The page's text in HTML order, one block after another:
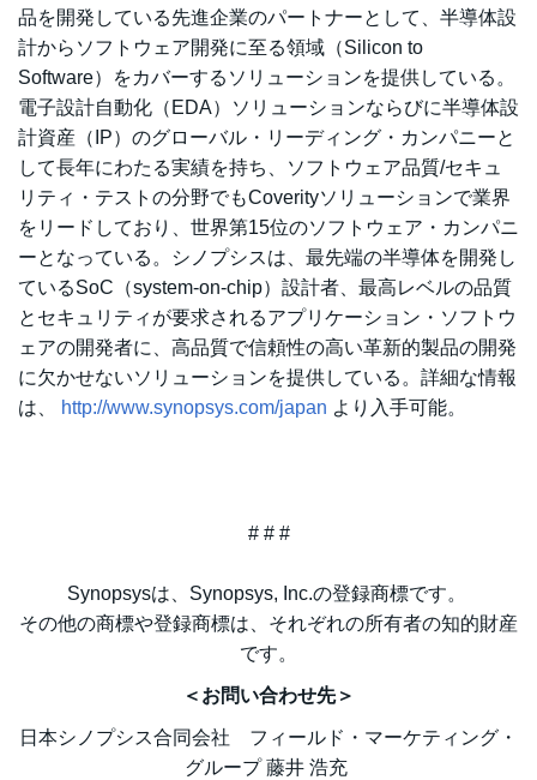
品を開発している先進企業のパートナーとして、半導体設
計からソフトウェア開発に至る領域（Silicon to
Software）をカバーするソリューションを提供している。
電子設計自動化（EDA）ソリューションならびに半導体設
計資産（IP）のグローバル・リーディング・カンパニーと
して長年にわたる実績を持ち、ソフトウェア品質/セキュ
リティ・テストの分野でもCoverityソリューションで業界
をリードしており、世界第15位のソフトウェア・カンパニ
ーとなっている。シノプシスは、最先端の半導体を開発し
ているSoC（system-on-chip）設計者、最高レベルの品質
とセキュリティが要求されるアプリケーション・ソフトウ
ェアの開発者に、高品質で信頼性の高い革新的製品の開発
に欠かせないソリューションを提供している。詳細な情報
は、
http://www.synopsys.com/japan より入手可能。
# # #
Synopsysは、Synopsys, Inc.の登録商標です。
その他の商標や登録商標は、それぞれの所有者の知的財産
です。
＜お問い合わせ先＞
日本シノプシス合同会社 フィールド・マーケティング・
グループ 藤井 浩充